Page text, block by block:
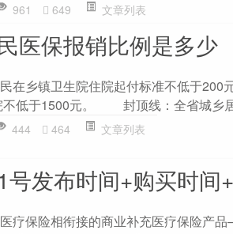
961 649 文章列表
医保报销比例是多少
乡镇卫生院住院起付标准不低于200
不低于1500元。 封顶线：全省城乡
444 464 文章列表
号发布时间+购买时间
保险相衔接的商业补充医疗保险产